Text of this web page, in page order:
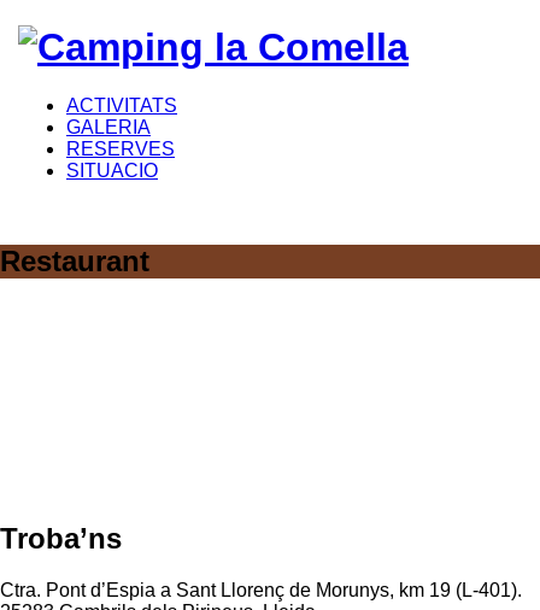
ACTIVITATS
GALERIA
RESERVES
SITUACIO
Restaurant
Troba’ns
Ctra. Pont d’Espia a Sant Llorenç de Morunys, km 19 (L-401).